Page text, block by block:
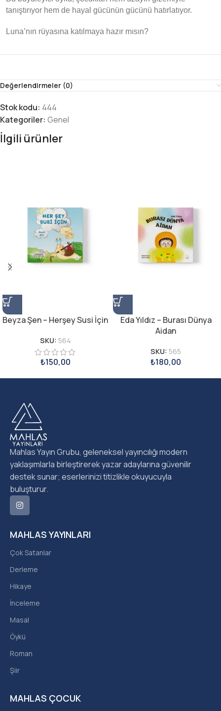
tanıştırıyor hem de hayal gücünün gücünü hatırlatıyor.
Luna’nın rüyasına katılmaya hazır mısın?
Değerlendirmeler (0)
Stok kodu: 444
Kategoriler: Genel
İlgili ürünler
Beyza Şen – Herşey Susi İçin
SKU: 564
₺150,00
Eda Yıldız – Burası Dünya
Aidan
SKU: 565
₺180,00
MAHLAS ÇOCUK
MAHLAS YAYINLARI
Çok Satanlar
Derleme
Hikaye
İnceleme
Masal
Öykü
Roman
Şiir
Mahlas Yayın Grubu, geleneksel yayıncılığı modern
yaklaşımlarla birleştirerek yazar adaylarına güvenilir
destek sunar; eserlerinizi titizlikle okuyucuyla
buluşturur.